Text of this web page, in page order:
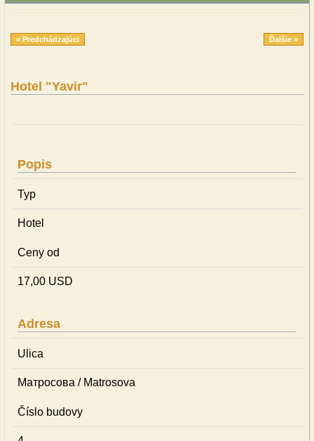
« Predchádzajúci Ďalšie »
Hotel "Yavir"
Popis
Typ
Hotel
Ceny od
17,00 USD
Adresa
Ulica
Матросова / Matrosova
Číslo budovy